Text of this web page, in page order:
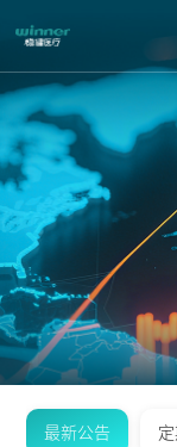
最新公告